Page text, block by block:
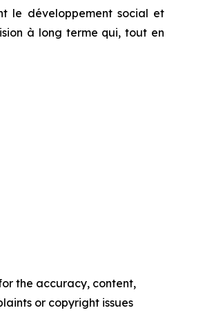
le développement social et
à long terme qui, tout en
the accuracy, content,
or copyright issues